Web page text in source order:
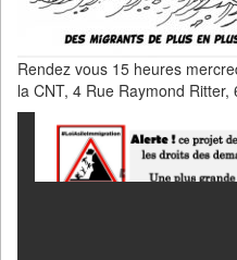
Rendez vous 15 heures
la CNT, 4 Rue Raymond Ritter,